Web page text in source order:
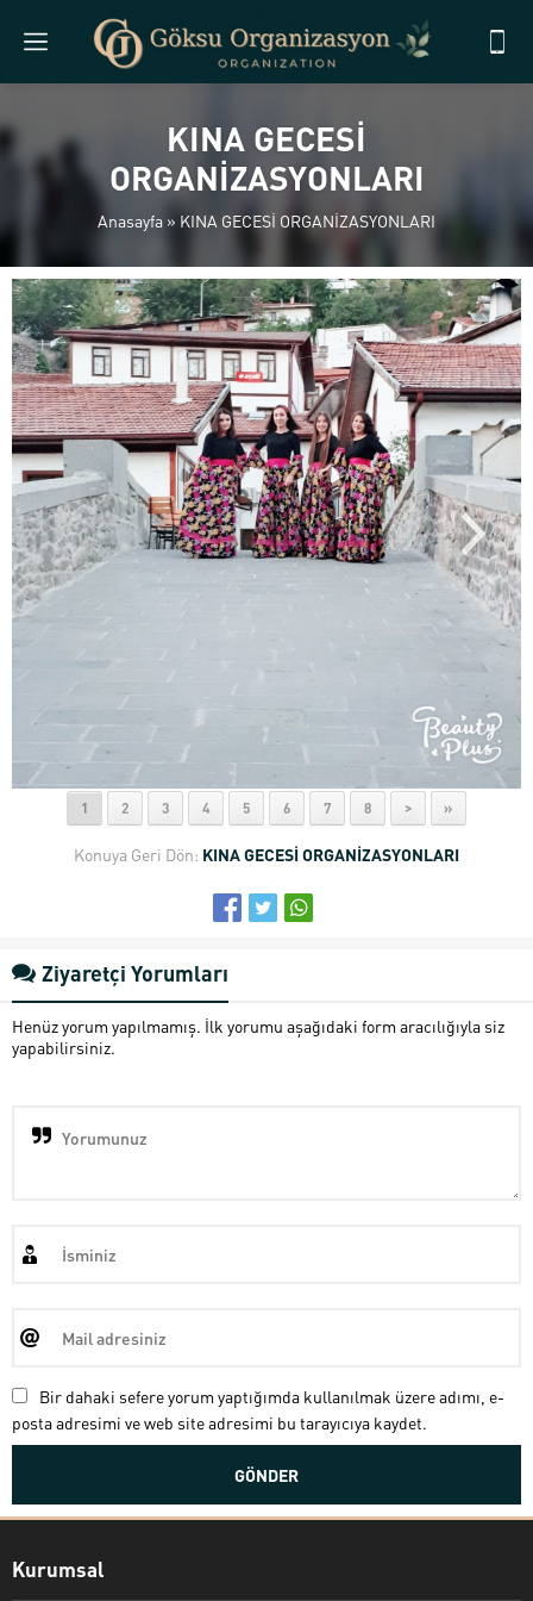
KINA GECESİ
ORGANİZASYONLARI
Anasayfa » KINA GECESİ ORGANİZASYONLARI
1 2 3 4 5 6 7 8 > »
Konuya Geri Dön: KINA GECESİ ORGANİZASYONLARI
Ziyaretçi Yorumları
Henüz yorum yapılmamış. İlk yorumu aşağıdaki form aracılığıyla siz
yapabilirsiniz.
Bir dahaki sefere yorum yaptığımda kullanılmak üzere adımı, e-
posta adresimi ve web site adresimi bu tarayıcıya kaydet.
Kurumsal